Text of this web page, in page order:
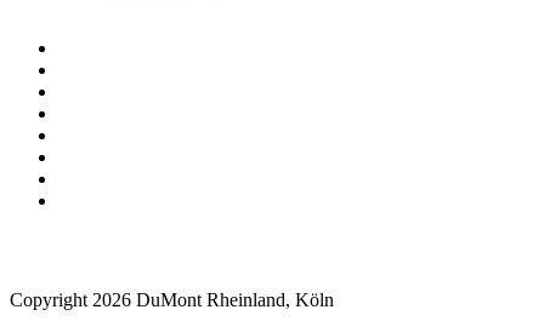
Copyright 2026 DuMont Rheinland, Köln